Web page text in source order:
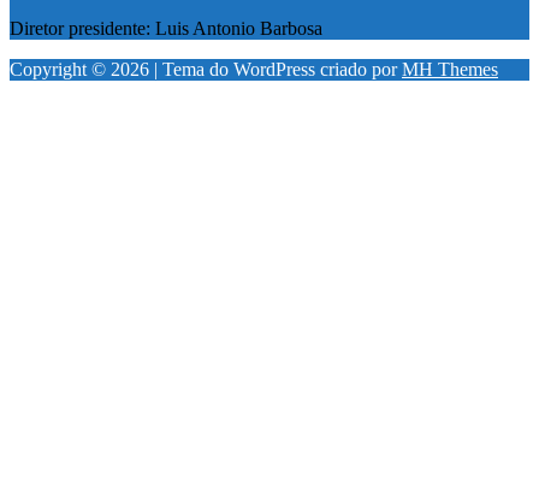
Diretor presidente: Luis Antonio Barbosa
Copyright © 2026 | Tema do WordPress criado porMH Themes